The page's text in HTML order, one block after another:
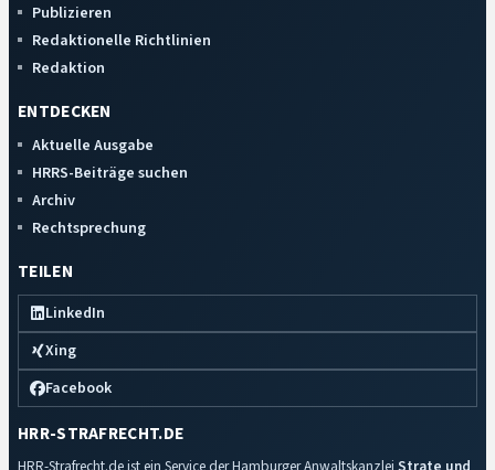
Publizieren
Redaktionelle Richtlinien
Redaktion
ENTDECKEN
Aktuelle Ausgabe
HRRS-Beiträge suchen
Archiv
Rechtsprechung
TEILEN
LinkedIn
Xing
Facebook
HRR-STRAFRECHT.DE